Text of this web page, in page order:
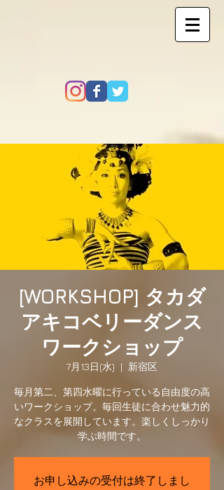
[WORKSHOP] タカダ
アキコベリーダンス
ワークショップ
7月13日(水)
  |
新宿区
毎月第二、第四水曜に行っている自由度の高
いワークショップ。毎回生徒に合わせ魅力的
なクラスを展開しています。楽しくしっかり
学ぶ時間です。
お申し込みの受付は終了しまし